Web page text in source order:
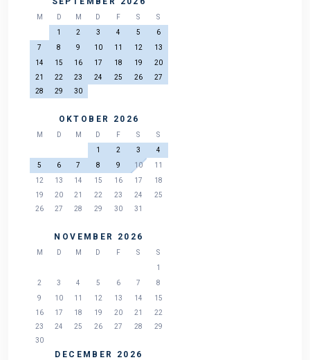
M D M D F S
S
1
2 3 4 5
6
7
8 9 10 11 12
13
14
15 16 17 18 19
20
21
22 23 24 25 26
27
28
29 30
OKTOBER 2026
M D M D F S
S
1
2 3
4
5
6 7 8 9 10
11
12
13 14 15 16 17
18
19
20 21 22 23 24
25
26
27 28 29 30 31
NOVEMBER 2026
M D M D F S
S
1
2
3 4 5 6 7
8
9
10 11 12 13 14
15
16
17 18 19 20 21
22
23
24 25 26 27 28
29
30
DECEMBER 2026